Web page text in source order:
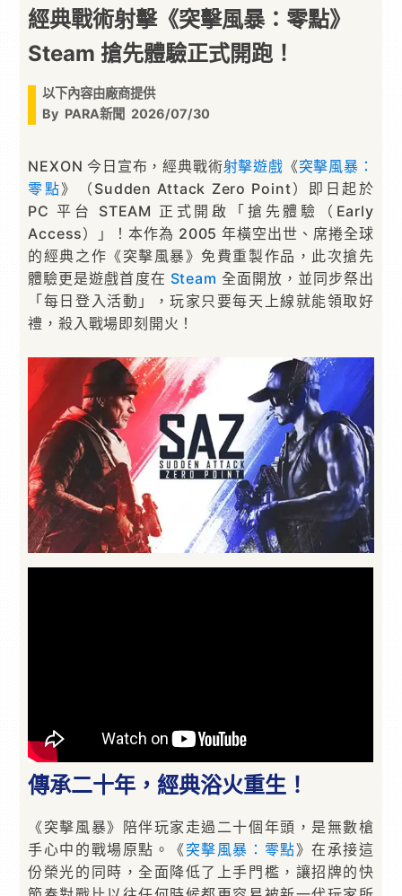
經典戰術射擊《突擊風暴：零點》
Steam 搶先體驗正式開跑！
以下內容由廠商提供
By PARA新聞 2026/07/30
NEXON 今日宣布，經典戰術射擊遊戲 《突擊風暴：
零點》（Sudden Attack Zero Point）即日起於
PC 平台 STEAM 正式開啟「搶先體驗（Early
Access）」！本作為 2005 年橫空出世、席捲全球
的經典之作《突擊風暴》免費重製作品，此次搶先
體驗更是遊戲首度在 Steam 全面開放，並同步祭出
「每日登入活動」，玩家只要每天上線就能領取好
禮，殺入戰場即刻開火！
傳承二十年，經典浴火重生！
《突擊風暴》陪伴玩家走過二十個年頭，是無數槍
手心中的戰場原點。《突擊風暴：零點》在承接這
份榮光的同時，全面降低了上手門檻，讓招牌的快